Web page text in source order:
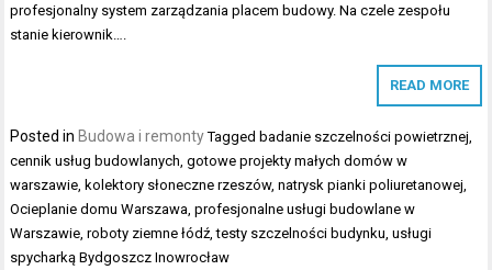
profesjonalny system zarządzania placem budowy. Na czele zespołu
stanie kierownik….
READ MORE
Posted inBudowa i remonty Taggedbadanie szczelności powietrznej
cennik usług budowlanych ,gotowe projekty małych domów w
warszawie ,kolektory słoneczne rzeszów,natrysk pianki poliuretanowej
Ocieplanie domu Warszawa ,profesjonalne usługi budowlane w
Warszawie ,roboty ziemne łódź ,testy szczelności budynku ,usługi
spycharką Bydgoszcz Inowrocław